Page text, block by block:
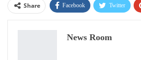
Share Facebook Twitter
News Room